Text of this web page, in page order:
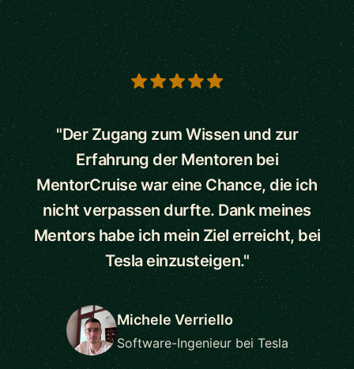
5 out of 5 stars
"Der Zugang zum Wissen und zur
Erfahrung der Mentoren bei
MentorCruise war eine Chance, die ich
nicht verpassen durfte. Dank meines
Mentors habe ich mein Ziel erreicht, bei
Tesla einzusteigen."
Michele Verriello
Software-Ingenieur bei Tesla